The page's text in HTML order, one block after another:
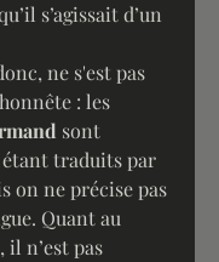
s’agissait d’un
ne s'est pas
: les
sont
traduits par
on ne précise pas
Quant au
, il n’est pas